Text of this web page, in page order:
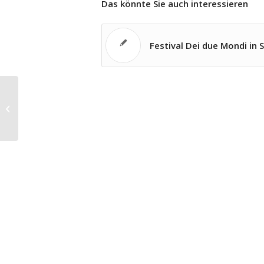
Das könnte Sie auch interessieren
Festival Dei due Mondi in